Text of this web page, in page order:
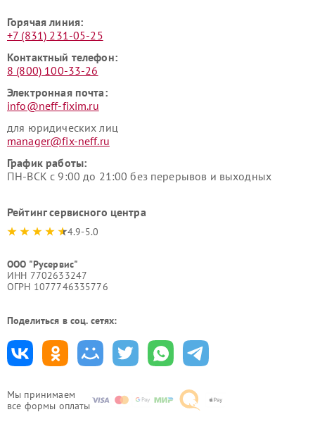
Мы принимаем
все формы оплаты
Горячая линия:
+7 (831) 231-05-25
Контактный телефон:
8 (800) 100-33-26
Электронная почта:
info@neff-fixim.ru
для юридических лиц
manager@fix-neff.ru
График работы:
ПН-ВСК с 9:00 до 21:00 без перерывов и выходных
Рейтинг сервисного центра
4.9-5.0
ООО "Русервис"
ИНН 7702633247
ОГРН 1077746335776
Поделиться в соц. сетях: